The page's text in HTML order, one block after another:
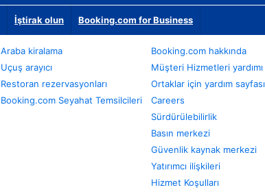
İştirak olun Booking.com for Business
Araba kiralama
Uçuş arayıcı
Restoran rezervasyonları
Booking.com Seyahat Temsilcileri
Booking.com hakkında
Müşteri Hizmetleri yardımı
Ortaklar için yardım sayfası
Careers
Sürdürülebilirlik
Basın merkezi
Güvenlik kaynak merkezi
Yatırımcı ilişkileri
Hizmet Koşulları